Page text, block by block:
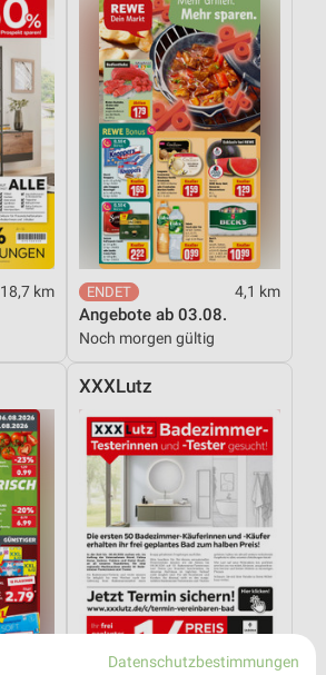
18,7 km 4,1 km
Angebote ab 03.08.
Noch morgen gültig
XXXLutz
Datenschutzbestimmungen